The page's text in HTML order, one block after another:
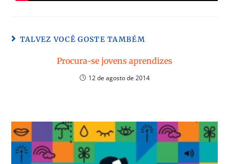
TALVEZ VOCÊ GOSTE TAMBÉM
Procura-se jovens aprendizes
12 de agosto de 2014